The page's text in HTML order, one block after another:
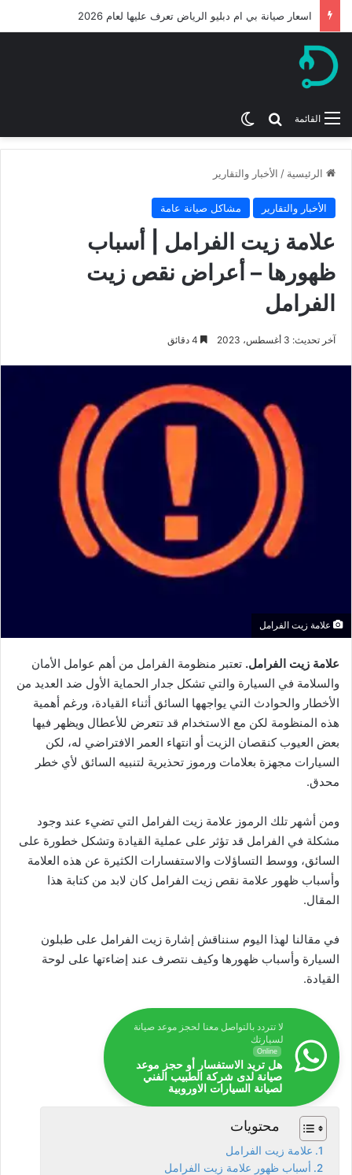
اسعار صيانة بي ام دبليو الرياض تعرف عليها لعام 2026
القائمة بحث عن
الرئيسية / الأخبار والتقارير
الأخبار والتقارير مشاكل صيانة عامة
علامة زيت الفرامل | أسباب
ظهورها – أعراض نقص زيت
الفرامل
آخر تحديث: 3 أغسطس، 2023
علامة زيت الفرامل
علامة زيت الفرامل. تعتبر منظومة الفرامل من أهم عوامل الأمان
والسلامة في السيارة والتي تشكل جدار الحماية الأول ضد العديد من
الأخطار والحوادث التي يواجهها السائق أثناء القيادة، ورغم أهمية
هذه المنظومة لكن مع الاستخدام قد تتعرض للأعطال ويظهر فيها
بعض العيوب كنقصان الزيت أو انتهاء العمر الافتراضي له، لكن
السيارات مجهزة بعلامات ورموز تحذيرية لتنبيه السائق لأي خطر
محدق.
ومن أشهر تلك الرموز علامة زيت الفرامل التي تضيء عند وجود
مشكلة في الفرامل قد تؤثر على عملية القيادة وتشكل خطورة على
السائق، ووسط التساؤلات والاستفسارات الكثيرة عن هذه العلامة
وأسباب ظهور علامة نقص زيت الفرامل كان لابد من كتابة هذا
المقال.
في مقالنا لهذا اليوم سنناقش إشارة زيت الفرامل على طبلون
السيارة وأسباب ظهورها وكيف نتصرف عند إضاءتها على لوحة
القيادة.
لا تتردد بالتواصل معنا لحجز موعد صيانة
لسيارتك
Online
هل تريد الاستفسار أو حجز موعد
صيانة لدى شركة الطبيب الفني
لصيانة السيارات الاوروبية
محتويات
علامة زيت الفرامل
أسباب ظهور علامة زيت الفرامل